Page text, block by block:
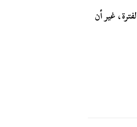
غير أن